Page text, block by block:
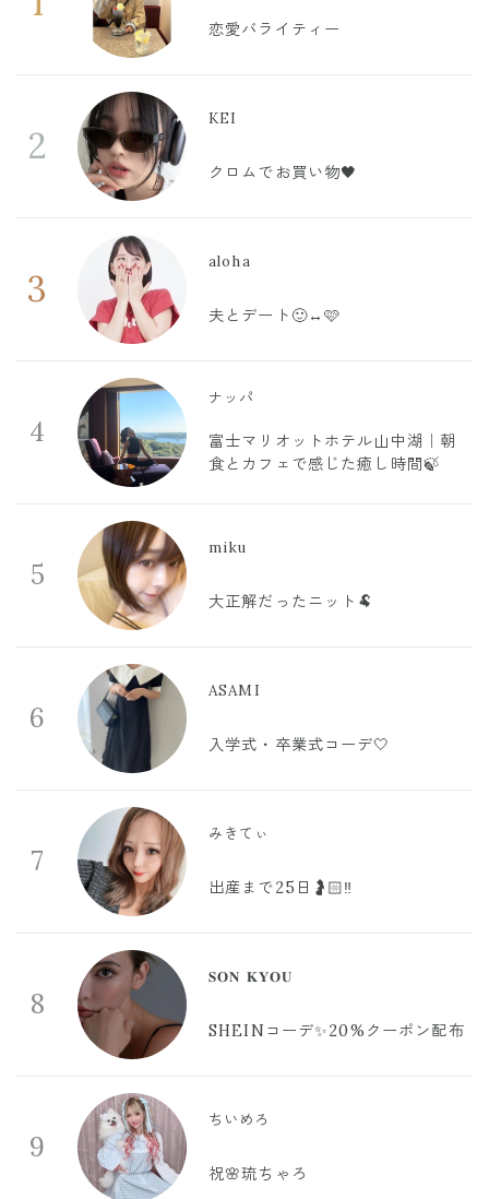
恋愛バライティー
2
KEI
クロムでお買い物🖤
3
aloha
夫とデート🙂‍↔️🩷
4
ナッパ
富士マリオットホテル山中湖｜朝
食とカフェで感じた癒し時間🍃
5
miku
大正解だったニット🐏
6
ASAMI
入学式・卒業式コーデ🤍
7
みきてぃ
出産まで25日🤰🏻‼️
8
𝐒𝐎𝐍 𝐊𝐘𝐎𝐔
SHEINコーデ✨20%クーポン配布
9
ちいめろ
祝🌸琉ちゃろ